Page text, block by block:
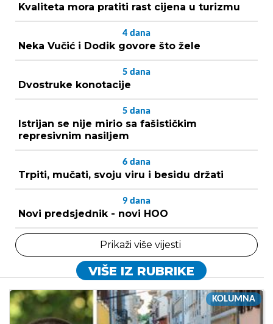
Kvaliteta mora pratiti rast cijena u turizmu
4 dana
Neka Vučić i Dodik govore što žele
5 dana
Dvostruke konotacije
5 dana
Istrijan se nije mirio sa fašističkim
represivnim nasiljem
6 dana
Trpiti, mučati, svoju viru i besidu držati
9 dana
Novi predsjednik - novi HOO
Prikaži više vijesti
VIŠE IZ RUBRIKE
KOLUMNA